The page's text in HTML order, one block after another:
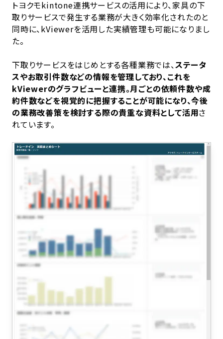
トヨクモkintone連携サービスの活用により、家具の下
取りサービスで発生する業務が大きく効率化されたのと
同時に、kViewerを活用した実績管理も可能になりまし
た。
下取りサービスをはじめとする各種業務では、ステータ
スやお取引件数などの情報を管理しており、これを
kViewerのグラフビューと連携。月ごとの依頼件数や成
約件数などを視覚的に把握することが可能になり、今後
の業務改善策を検討する際の貴重な資料として活用さ
れています。